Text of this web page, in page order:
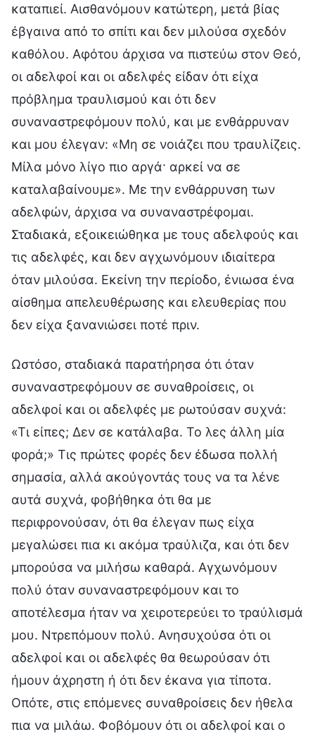
καταπιεί. Αισθανόμουν κατώτερη, μετά βίας
έβγαινα από το σπίτι και δεν μιλούσα σχεδόν
καθόλου. Αφότου άρχισα να πιστεύω στον Θεό,
οι αδελφοί και οι αδελφές είδαν ότι είχα
πρόβλημα τραυλισμού και ότι δεν
συναναστρεφόμουν πολύ, και με ενθάρρυναν
και μου έλεγαν: «Μη σε νοιάζει που τραυλίζεις.
Μίλα μόνο λίγο πιο αργά· αρκεί να σε
καταλαβαίνουμε». Με την ενθάρρυνση των
αδελφών, άρχισα να συναναστρέφομαι.
Σταδιακά, εξοικειώθηκα με τους αδελφούς και
τις αδελφές, και δεν αγχωνόμουν ιδιαίτερα
όταν μιλούσα. Εκείνη την περίοδο, ένιωσα ένα
αίσθημα απελευθέρωσης και ελευθερίας που
δεν είχα ξανανιώσει ποτέ πριν.
Ωστόσο, σταδιακά παρατήρησα ότι όταν
συναναστρεφόμουν σε συναθροίσεις, οι
αδελφοί και οι αδελφές με ρωτούσαν συχνά:
«Τι είπες; Δεν σε κατάλαβα. Το λες άλλη μία
φορά;» Τις πρώτες φορές δεν έδωσα πολλή
σημασία, αλλά ακούγοντάς τους να τα λένε
αυτά συχνά, φοβήθηκα ότι θα με
περιφρονούσαν, ότι θα έλεγαν πως είχα
μεγαλώσει πια κι ακόμα τραύλιζα, και ότι δεν
μπορούσα να μιλήσω καθαρά. Αγχωνόμουν
πολύ όταν συναναστρεφόμουν και το
αποτέλεσμα ήταν να χειροτερεύει το τραύλισμά
μου. Ντρεπόμουν πολύ. Ανησυχούσα ότι οι
αδελφοί και οι αδελφές θα θεωρούσαν ότι
ήμουν άχρηστη ή ότι δεν έκανα για τίποτα.
Οπότε, στις επόμενες συναθροίσεις δεν ήθελα
πια να μιλάω. Φοβόμουν ότι οι αδελφοί και ο